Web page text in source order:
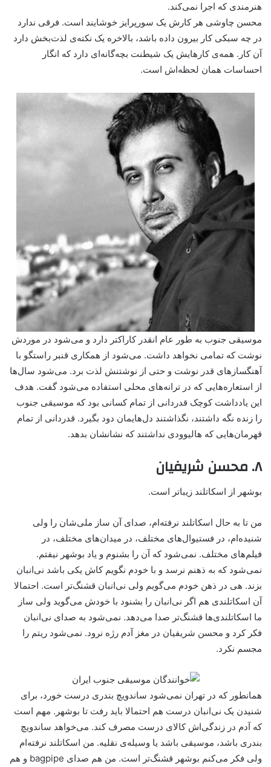
هنرمندی که اجرا نمی‌کند.
محسن چاوشی هر کارش یک سورپرایز خوشایند است. فرقی ندارد
در چه سبکی کار بیرون داده باشد، بالاخره یک نکته‌ی لذت‌بخش دارد
آن کار. همه‌ی کارهایش یک شیطنت بچه‌گانه‌ای دارد که انگار
احساسات همان لحظه‌اش است.
موسیقی جنوب به طور‌ عام انقدر کاراکتر دارد و می‌شود در موردش
نوشت که تمامی نخواهد داشت. می‌شود از همکاری قنبر راستگو با
آهنگسازهای قدر نوشت و حتی از نوشتنش لذت برد. می‌شود سال‌ها
از استعاره‌هایی که در ترانه‌های محلی استفاده می‌شود گفت. هدف
این یادداشت کوچک قدردانی از تمام کسانی بود که موسیقی جنوب
را زنده نگه داشتند، نگذاشتند دل‌هایمان دود بگیرد. قدردانی از تمام
قهرمان‌هایی که هالیوودی نداشتند که نشانشان بدهد.
۸. محسن شریفیان
بوشهر از اسکاتلند زیباتر است.
من تا به حال اسکاتلند نرفته‌ام، صدای آن ساز ملی‌شان را ولی
شنیده‌ام، در فستیوال‌های مختلف، در میدان‌های مختلف، در
فیلم‌های مختلف. نمی‌شود که آن را بشنوم و یاد بوشهر نیفتم.
نمی‌شود که به ذهنم نرسد و با خودم نگویم کاش یکی باشد نی‌انبان
بزند. هی در ذهن خودم می‌گویم ولی نی‌انبان قشنگ‌تر است. احتمالا
آن اسکاتلندی هم اگر نی‌انبان را بشنود با خودش می‌گوید ولی ساز
ما اسکاتلندی‌ها قشنگ‌تر صدا می‌دهد. نمی‌شود به صدای نی‌انبان
فکر کرد و محسن شریفیان در مغز آدم رژه نرود. نمی‌شود ریتم را
مجسم نکرد.
همانطور که در تهران نمی‌شود ساندویچ بندری درست خورد، برای
شنیدن یک نی‌انبان درست هم احتمالا باید رفت تا بوشهر. مهم است
که آدم در زندگی‌اش کالای درست مصرف کند. می‌خواهد ساندویچ
بندری باشد، موسیقی باشد یا وسیله‌ی نقلیه. من اسکاتلند نرفته‌ام
ولی فکر می‌کنم بوشهر قشنگ‌تر است. من هم صدای bagpipe و هم